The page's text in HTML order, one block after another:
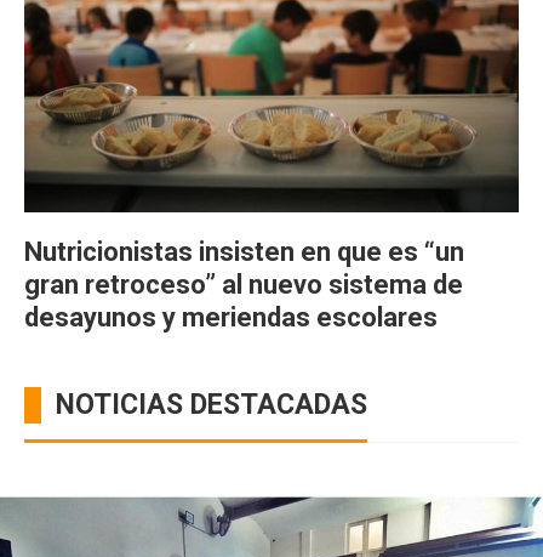
Nutricionistas insisten en que es “un
gran retroceso” al nuevo sistema de
desayunos y meriendas escolares
NOTICIAS DESTACADAS